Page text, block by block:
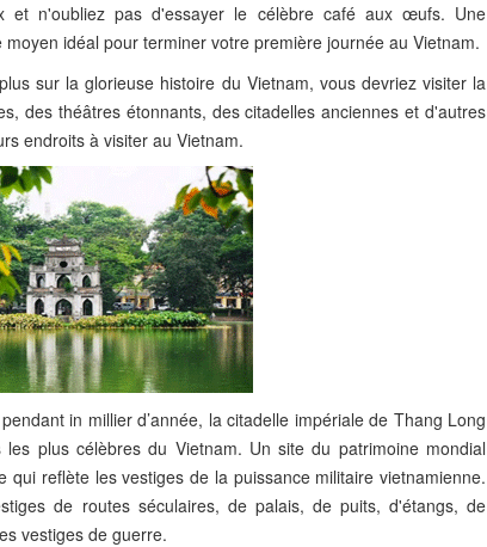
et n'oubliez pas d'essayer le célèbre café aux œufs. Une
idéal pour terminer votre première journée au Vietnam.
sur la glorieuse histoire du Vietnam, vous devriez visiter la
des théâtres étonnants, des citadelles anciennes et d'autres
endroits à visiter au Vietnam.
in millier d’année, la citadelle impériale de Thang Long
plus célèbres du Vietnam. Un site du patrimoine mondial
reflète les vestiges de la puissance militaire vietnamienne.
de routes séculaires, de palais, de puits, d'étangs, de
vestiges de guerre.